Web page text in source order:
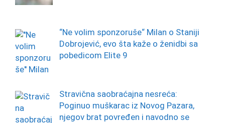
“Ne volim sponzoruše“ Milan o Staniji
Dobrojević, evo šta kaže o ženidbi sa
pobedicom Elite 9
Stravična saobraćajna nesreća:
Poginuo muškarac iz Novog Pazara,
njegov brat povređen i navodno se